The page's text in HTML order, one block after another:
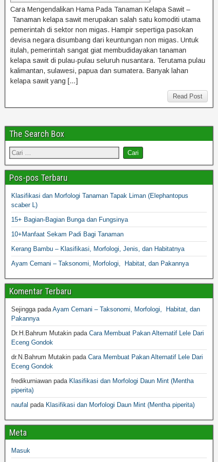
Cara Mengendalikan Hama Pada Tanaman Kelapa Sawit –
Tanaman kelapa sawit merupakan salah satu komoditi utama
pemerintah di sektor non migas. Hampir sepertiga pasokan
devisa negara disumbang dari keuntungan non migas. Untuk
itulah, pemerintah sangat giat membudidayakan tanaman
kelapa sawit di pulau-pulau seluruh nusantara. Terutama pulau
kalimantan, sulawesi, papua dan sumatera. Banyak lahan
kelapa sawit yang […]
Read Post
The Search Box
Pos-pos Terbaru
Klasifikasi dan Morfologi Tanaman Tapak Liman (Elephantopus
scaber L)
15+ Bagian-Bagian Bunga dan Fungsinya
10+Manfaat Sekam Padi Bagi Tanaman
Kerang Bambu – Klasifikasi, Morfologi, Jenis, dan Habitatnya
Ayam Cemani – Taksonomi, Morfologi, Habitat, dan Pakannya
Komentar Terbaru
SejinggapadaAyam Cemani – Taksonomi, Morfologi, Habitat, dan
Pakannya
Dr.H.Bahrum Mutakin pada Cara Membuat Pakan Alternatif Lele Dari
Eceng Gondok
dr.N.Bahrum Mutakin pada Cara Membuat Pakan Alternatif Lele Dari
Eceng Gondok
fredikurniawan pada Klasifikasi dan Morfologi Daun Mint (Mentha
piperita)
naufal pada Klasifikasi dan Morfologi Daun Mint (Mentha piperita)
Meta
Masuk